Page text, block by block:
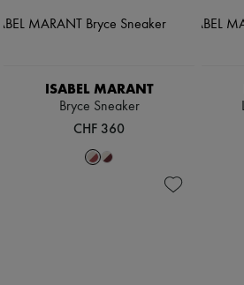
ISABEL MARANT
Bryce Sneaker
CHF 360